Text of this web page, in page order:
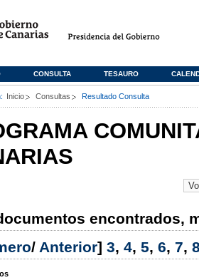
CONSULTA TESAURO
Inicio Consultas Resultado Consulta
encontrados,
/ Anterior] 3, 4, 5, 6, 7,